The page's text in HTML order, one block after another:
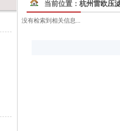
当前位置： 杭州雷欧压
没有检索到相关信息...